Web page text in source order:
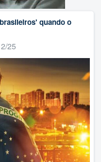
quando o
25